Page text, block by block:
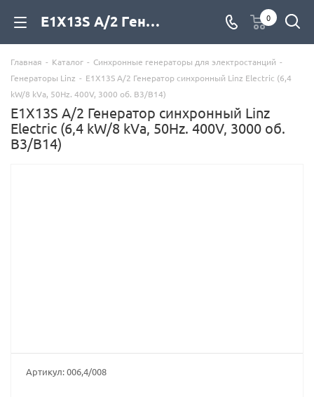
E1X13S A/2 Генератор синхронный Linz Electric (6,4 kW/8 kVa, 50Hz. 400V, 3000 об. B3/B14) купить со склада с доставкой по цене официального дилера, фото, описание, характеристики - компания Дизель Экспорт 0
Главная - Каталог - Синхронные генераторы для электростанций -
Генераторы Linz - E1X13S A/2 Генератор синхронный Linz Electric (6,4
kW/8 kVa, 50Hz. 400V, 3000 об. B3/B14)
E1X13S A/2 Генератор синхронный Linz
Electric (6,4 kW/8 kVa, 50Hz. 400V, 3000 об.
B3/B14)
Артикул:006,4/008